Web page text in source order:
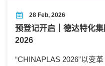
28 Feb, 2026
预登记开启｜德达特化
2026
“CHINAPLAS 2026”以变